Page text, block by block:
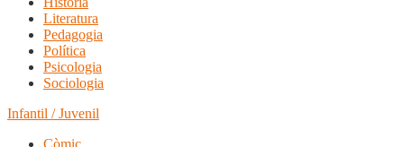
Literatura
Pedagogia
Política
Psicologia
Sociologia
Infantil / Juvenil
Còmic